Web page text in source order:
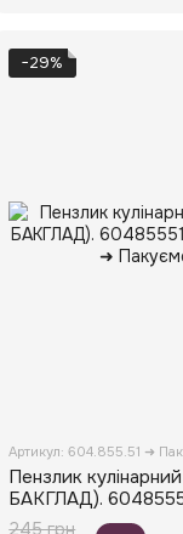
−29%
Артикул: 604.855.51 ➜
Пензлик
БАКГЛАД).
245 грн